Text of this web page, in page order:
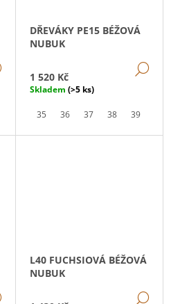
DETAIL
DŘEVÁKY PE15 BÉŽOVÁ
NUBUK
1 520 Kč
Skladem (>5 ks)
35 36 37 38 39
DETAIL
L40 FUCHSIOVÁ BÉŽOVÁ
NUBUK